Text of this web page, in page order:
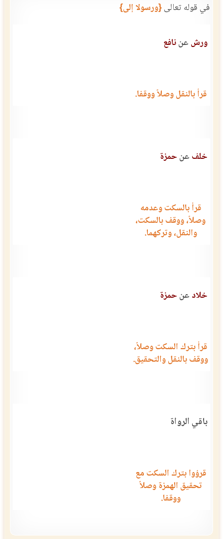
في قوله تعالى{ورسولا إلى}
ورش عننافع
قرأ بالنقل وصلاً ووقفا.
خلف عن حمزة
قرأ بالسكت وعدمه
وصلاً، ووقف بالسكت،
والنقل، وتركهما.
خلاد عن حمزة
قرأ بترك السكت وصلاً،
ووقف بالنقل والتحقيق.
باقي الرواة
قرؤوا بترك السكت مع
تحقيق الهمزة وصلاً
ووقفا.